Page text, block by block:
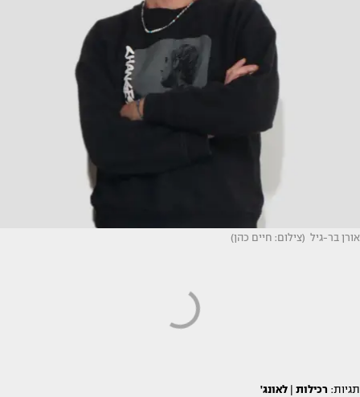
אורן בר-גיל (צילום: חיים כהן)
תגיות: רכילות לאונג'